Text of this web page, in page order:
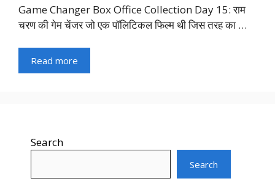
Game Changer Box Office Collection Day 15: राम
चरण की गेम चेंजर जो एक पॉलिटिकल फिल्म थी जिस तरह का …
Read more
Search
Search